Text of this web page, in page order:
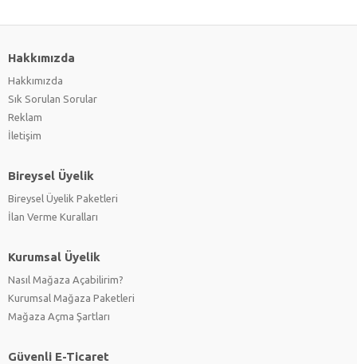
Hakkımızda
Hakkımızda
Sık Sorulan Sorular
Reklam
İletişim
Bireysel Üyelik
Bireysel Üyelik Paketleri
İlan Verme Kuralları
Kurumsal Üyelik
Nasıl Mağaza Açabilirim?
Kurumsal Mağaza Paketleri
Mağaza Açma Şartları
Güvenli E-Ticaret